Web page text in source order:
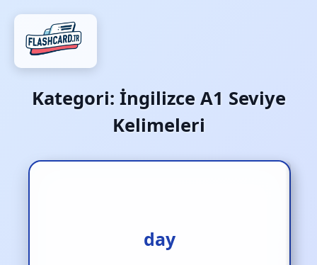
Kategori: İngilizce A1 Seviye
Kelimeleri
day
3.gündüz [i.]